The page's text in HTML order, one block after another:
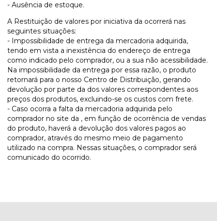
- Ausência de estoque.
A Restituição de valores por iniciativa da ocorrerá nas
seguintes situações:
- Impossibilidade de entrega da mercadoria adquirida,
tendo em vista a inexistência do endereço de entrega
como indicado pelo comprador, ou a sua não acessibilidade.
Na impossibilidade da entrega por essa razão, o produto
retornará para o nosso Centro de Distribuição, gerando
devolução por parte da dos valores correspondentes aos
preços dos produtos, excluindo-se os custos com frete.
- Caso ocorra a falta da mercadoria adquirida pelo
comprador no site da , em função de ocorrência de vendas
do produto, haverá a devolução dos valores pagos ao
comprador, através do mesmo meio de pagamento
utilizado na compra. Nessas situações, o comprador será
comunicado do ocorrido.